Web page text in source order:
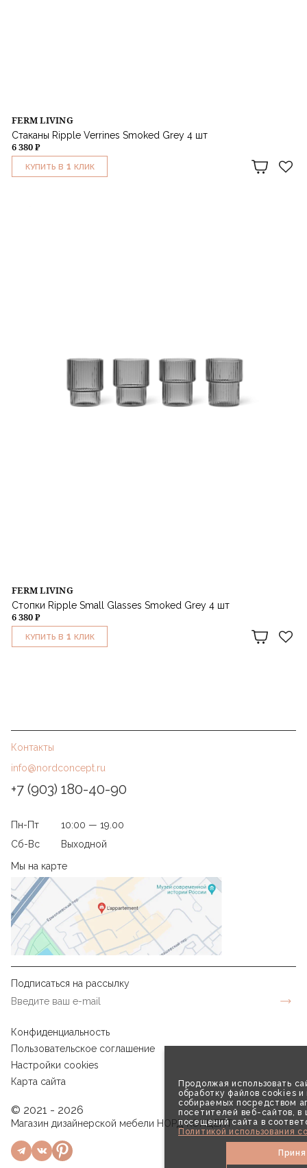
Продолжая использовать
обработку файлов cookies и
собираемых посредством
посетителей веб-сайтов, в
посещений сайта в
Политикой использования
FERM LIVING
Стаканы Ripple Verrines Smoked Grey 4 шт
6 380 ₽
КУПИТЬ В 1 КЛИК
FERM LIVING
Стопки Ripple Small Glasses Smoked Grey 4 шт
6 380 ₽
КУПИТЬ В 1 КЛИК
Контакты
info@nordconcept.ru
+7 (903) 180-40-90
Пн-Пт
10:00 — 19.00
Сб-Вс
Выходной
Мы на карте
Подписаться на рассылку
Конфиденциальность
Пользовательское соглашение
Настройки cookies
Карта сайта
© 2021 - 2026
Магазин дизайнерской мебели НОРД КОНЦЕПТ